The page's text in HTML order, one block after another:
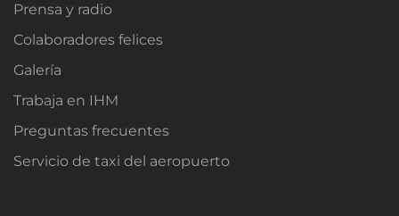
Prensa y radio
Colaboradores felices
Galería
Trabaja en IHM
Preguntas frecuentes
Servicio de taxi del aeropuerto